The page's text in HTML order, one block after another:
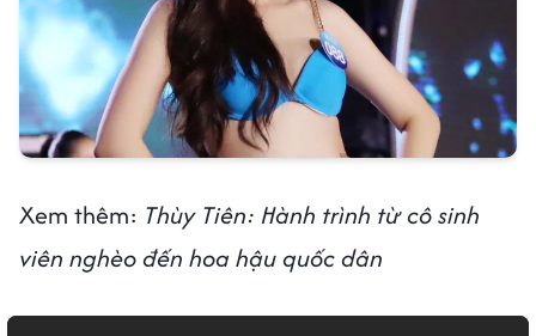
Xem thêm: Thùy Tiên: Hành trình từ cô sinh
viên nghèo đến hoa hậu quốc dân